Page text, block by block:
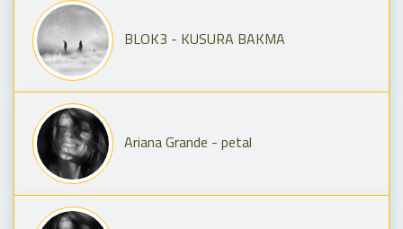
BLOK3 - KUSURA BAKMA
Ariana Grande - petal